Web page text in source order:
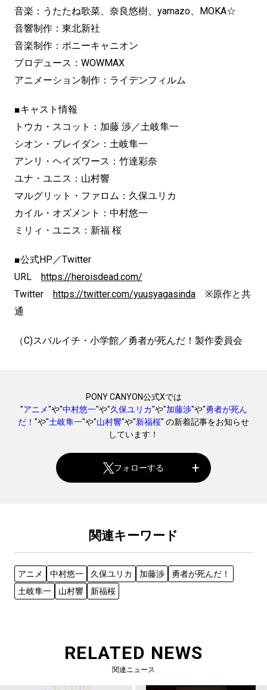
音楽：うたたね歌菜、奈良悠樹、yamazo、MOKA☆
音響制作：東北新社
音楽制作：ポニーキャニオン
プロデュース：WOWMAX
アニメーション制作：ライデンフィルム
■キャスト情報
トウカ・スコット：加藤 渉／土岐隼一
シオン・ブレイダン：土岐隼一
アンリ・ヘイズワース：竹達彩奈
ユナ・ユニス：山村響
マルグリット・ファロム：久保ユリカ
カイル・オズメント：中村悠一
ミリィ・ユニス：新福 桜
■公式HP／Twitter
URL https://heroisdead.com/
Twitter https://twitter.com/yuusyagasinda ※原作と共
通
（C)スバルイチ・小学館／勇者が死んだ！製作委員会
PONY CANYON公式Xでは
"アニメ"や"中村悠一"や"久保ユリカ"や"加藤渉"や"勇者が死ん
だ！ "や"土岐隼一"や"山村響"や"新福桜" の新着記事をお知らせ
しています！
フォローする
関連キーワード
アニメ 中村悠一 久保ユリカ 加藤渉
勇者が死んだ！
土岐隼一
山村響 新福桜
RELATED NEWS
関連ニュース